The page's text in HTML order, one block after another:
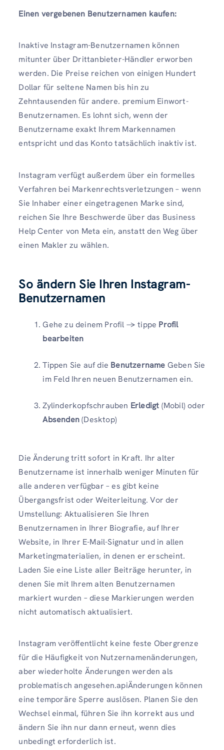
Einen vergebenen Benutzernamen kaufen:
Inaktive Instagram-Benutzernamen können
mitunter über Drittanbieter-Händler erworben
werden. Die Preise reichen von einigen Hundert
Dollar für seltene Namen bis hin zu
Zehntausenden für andere. premium Einwort-
Benutzernamen. Es lohnt sich, wenn der
Benutzername exakt Ihrem Markennamen
entspricht und das Konto tatsächlich inaktiv ist.
Instagram verfügt außerdem über ein formelles
Verfahren bei Markenrechtsverletzungen – wenn
Sie Inhaber einer eingetragenen Marke sind,
reichen Sie Ihre Beschwerde über das Business
Help Center von Meta ein, anstatt den Weg über
einen Makler zu wählen.
So ändern Sie Ihren Instagram-
Benutzernamen
Gehe zu deinem Profil → tippe Profil
bearbeiten
Tippen Sie auf die Benutzername Geben Sie
im Feld Ihren neuen Benutzernamen ein.
Zylinderkopfschrauben Erledigt (Mobil) oder
Absenden(Desktop)
Die Änderung tritt sofort in Kraft. Ihr alter
Benutzername ist innerhalb weniger Minuten für
alle anderen verfügbar – es gibt keine
Übergangsfrist oder Weiterleitung. Vor der
Umstellung: Aktualisieren Sie Ihren
Benutzernamen in Ihrer Biografie, auf Ihrer
Website, in Ihrer E-Mail-Signatur und in allen
Marketingmaterialien, in denen er erscheint.
Laden Sie eine Liste aller Beiträge herunter, in
denen Sie mit Ihrem alten Benutzernamen
markiert wurden – diese Markierungen werden
nicht automatisch aktualisiert.
Instagram veröffentlicht keine feste Obergrenze
für die Häufigkeit von Nutzernamenänderungen,
aber wiederholte Änderungen werden als
problematisch angesehen.apiÄnderungen können
eine temporäre Sperre auslösen. Planen Sie den
Wechsel einmal, führen Sie ihn korrekt aus und
ändern Sie ihn nur dann erneut, wenn dies
unbedingt erforderlich ist.